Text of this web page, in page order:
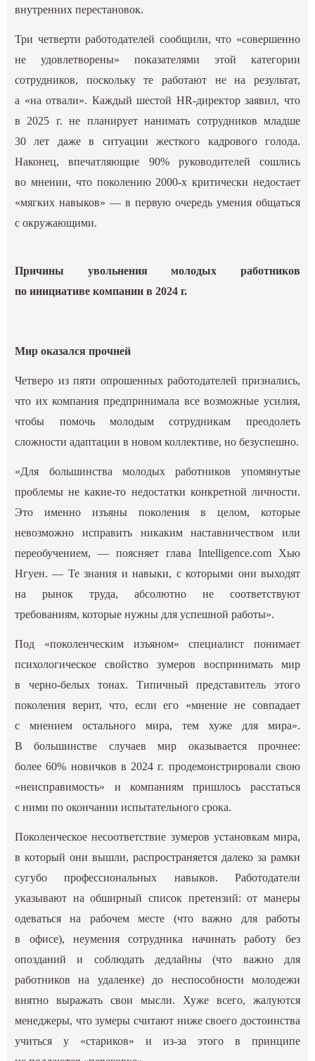
внутренних перестановок.
Три четверти работодателей сообщили, что «совершенно
не удовлетворены» показателями этой категории
сотрудников, поскольку те работают не на результат,
а «на отвали». Каждый шестой HR-директор заявил, что
в 2025 г. не планирует нанимать сотрудников младше
30 лет даже в ситуации жесткого кадрового голода.
Наконец, впечатляющие 90% руководителей сошлись
во мнении, что поколению 2000-х критически недостает
«мягких навыков» — в первую очередь умения общаться
с окружающими.
Причины увольнения молодых работников
по инициативе компании в 2024 г.
Мир оказался прочней
Четверо из пяти опрошенных работодателей признались,
что их компания предпринимала все возможные усилия,
чтобы помочь молодым сотрудникам преодолеть
сложности адаптации в новом коллективе, но безуспешно.
«Для большинства молодых работников упомянутые
проблемы не какие-то недостатки конкретной личности.
Это именно изъяны поколения в целом, которые
невозможно исправить никаким наставничеством или
переобучением, — поясняет глава Intelligence.com Хью
Нгуен. — Те знания и навыки, с которыми они выходят
на рынок труда, абсолютно не соответствуют
требованиям, которые нужны для успешной работы».
Под «поколенческим изъяном» специалист понимает
психологическое свойство зумеров воспринимать мир
в черно-белых тонах. Типичный представитель этого
поколения верит, что, если его «мнение не совпадает
с мнением остального мира, тем хуже для мира».
В большинстве случаев мир оказывается прочнее:
более 60% новичков в 2024 г. продемонстрировали свою
«неисправимость» и компаниям пришлось расстаться
с ними по окончании испытательного срока.
Поколенческое несоответствие зумеров установкам мира,
в который они вышли, распространяется далеко за рамки
сугубо профессиональных навыков. Работодатели
указывают на обширный список претензий: от манеры
одеваться на рабочем месте (что важно для работы
в офисе), неумения сотрудника начинать работу без
опозданий и соблюдать дедлайны (что важно для
работников на удаленке) до неспособности молодежи
внятно выражать свои мысли. Хуже всего, жалуются
менеджеры, что зумеры считают ниже своего достоинства
учиться у «стариков» и из-за этого в принципе